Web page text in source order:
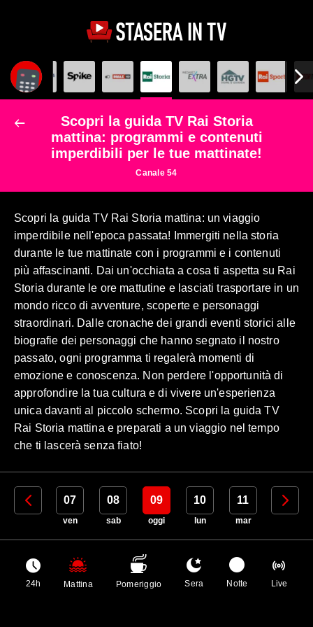
Scopri la guida TV Rai Storia
mattina: programmi e contenuti
imperdibili per le tue mattinate!
Canale 54
Scopri la guida TV Rai Storia mattina: un viaggio
imperdibile nell'epoca passata! Immergiti nella storia
durante le tue mattinate con i programmi e i contenuti
più affascinanti. Dai un'occhiata a cosa ti aspetta su Rai
Storia durante le ore mattutine e lasciati trasportare in un
mondo ricco di avventure, scoperte e personaggi
straordinari. Dalle cronache dei grandi eventi storici alle
biografie dei personaggi che hanno segnato il nostro
passato, ogni programma ti regalerà momenti di
emozione e conoscenza. Non perdere l'opportunità di
approfondire la tua cultura e di vivere un'esperienza
unica davanti al piccolo schermo. Scopri la guida TV
Rai Storia mattina e preparati a un viaggio nel tempo
che ti lascerà senza fiato!
06 07
ven
08
sab
09
oggi
10
lun
11
mar
12
24h Mattina Pomeriggio Sera Notte Live